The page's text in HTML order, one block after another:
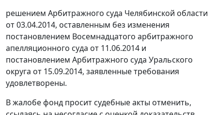
решением Арбитражного суда Челябинской области
от 03.04.2014, оставленным без изменения
постановлением Восемнадцатого арбитражного
апелляционного суда от 11.06.2014 и
постановлением Арбитражного суда Уральского
округа от 15.09.2014, заявленные требования
удовлетворены.
В жалобе фонд просит судебные акты отменить,